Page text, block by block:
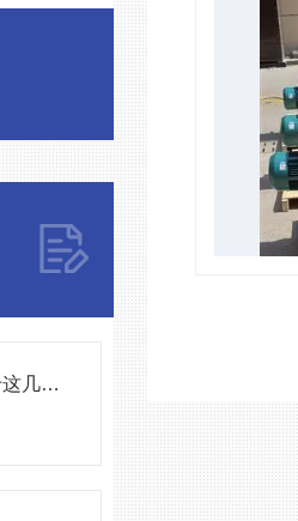
原油螺杆泵的良好表现在于这几个特点